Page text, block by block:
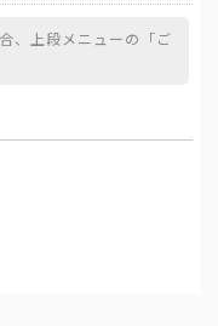
、上段メニューの「ご